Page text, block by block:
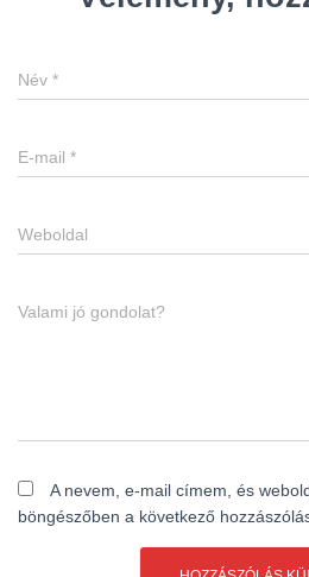
Név *
E-mail *
Weboldal
Valami jó gondolat?
A nevem, e-mail címem, és
böngészőben a következő